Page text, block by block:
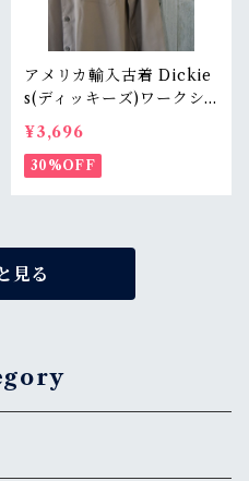
アメリカ輸入古着 Dickie
s(ディッキーズ)ワークシ
ャツ長袖 RankB☆アメカ
ジ古着ファッション
¥3,696
30%OFF
見る